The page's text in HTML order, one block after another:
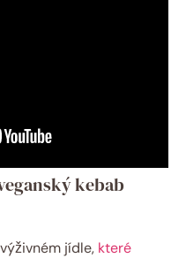
kebab
jídle, které